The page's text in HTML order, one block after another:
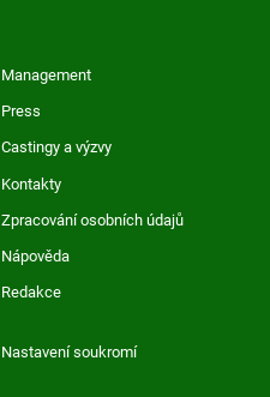
Management
Press
Castingy a výzvy
Kontakty
Zpracování osobních údajů
Nápověda
Redakce
Nastavení soukromí